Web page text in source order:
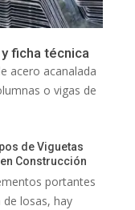
ficha técnica
acero acanalada
o vigas de
de Viguetas
Construcción
portantes
losas, hay